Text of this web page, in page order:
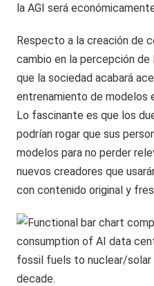
la AGI será
Respecto a la creación de
cambio en la percepción
que la sociedad acabará
entrenamiento de modelos
Lo fascinante es que los
podrían rogar que sus
modelos para no perder
nuevos creadores que
con contenido original y